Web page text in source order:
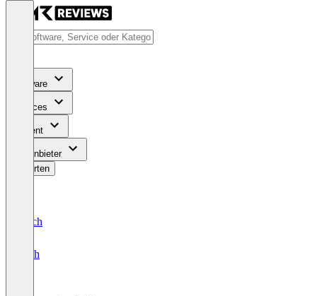
Software
Services
Content
Für Anbieter
Bewerten
Deutsch
English